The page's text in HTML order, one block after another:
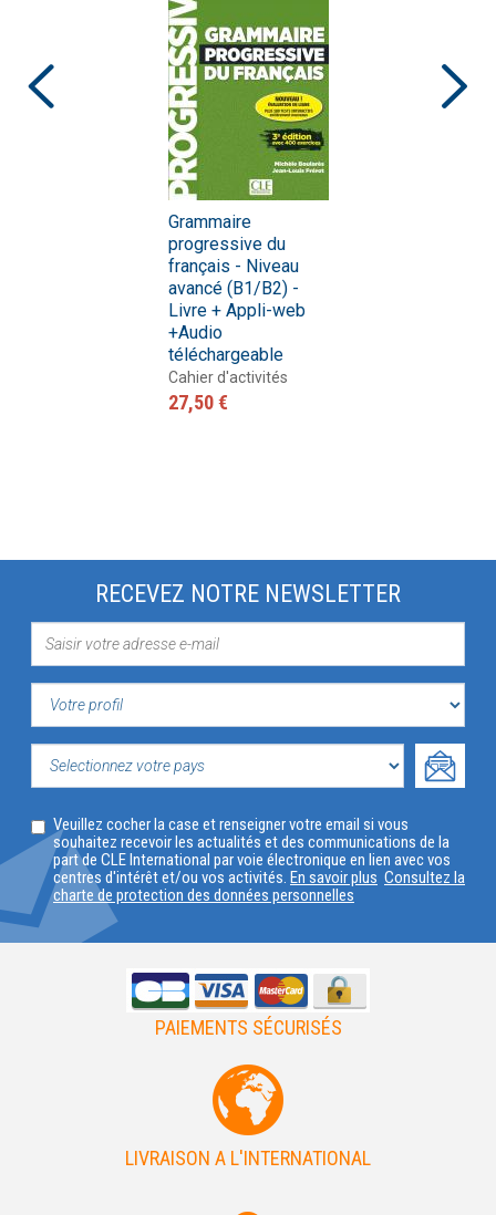
Grammaire
progressive du
français - Niveau
avancé (B1/B2) -
Livre + Appli-web
+Audio
téléchargeable
Cahier d'activités
27,50 €
RECEVEZ NOTRE NEWSLETTER
VOTRE
PROFIL
VOTRE
PAYS
Veuillez cocher la case et renseigner votre email si vous
souhaitez recevoir les actualités et des communications de la
part de CLE International par voie électronique en lien avec vos
centres d'intérêt et/ou vos activités. En savoir plus Consultez la
charte de protection des données personnelles
PAIEMENTS SÉCURISÉS
LIVRAISON A L'INTERNATIONAL